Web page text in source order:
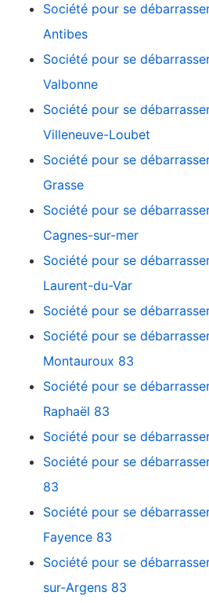
Société pour se
Antibes
Société pour se
Valbonne
Société pour se
Villeneuve-Loubet
Société pour se
Grasse
Société pour se
Cagnes-sur-mer
Société pour se
Laurent-du-Var
Société pour se
Société pour se
Montauroux 83
Société pour se
Raphaël 83
Société pour se
Société pour se
83
Société pour se
Fayence 83
Société pour se
sur-Argens 83